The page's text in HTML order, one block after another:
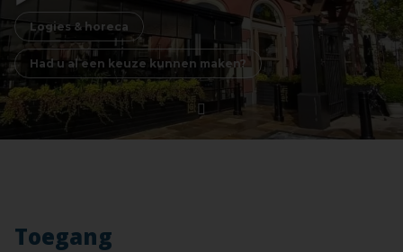
Logies & horeca
Had u al een keuze kunnen maken?
Toegang